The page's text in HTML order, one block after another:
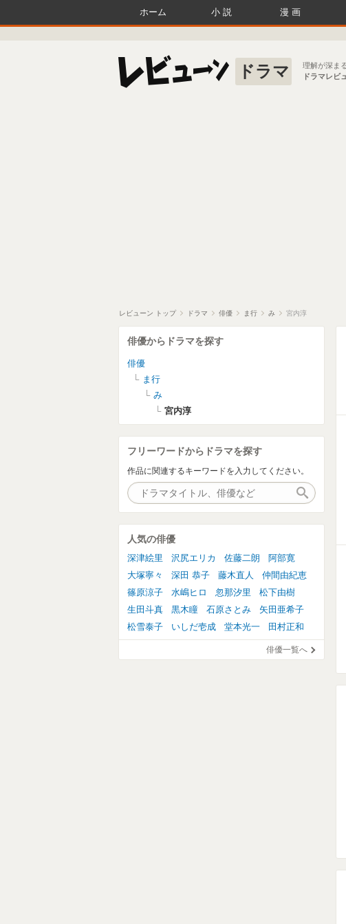
ホーム 小説 漫画
ドラマ
理解が深ま
ドラマレビ
レビューン トップ ドラマ 俳優 ま行 み 宮内淳
俳優からドラマを探す
俳優
ま行
み
宮内淳
フリーワードからドラマを探す
作品に関連するキーワードを入力してください。
作品
人気の俳優
深津絵里 沢尻エリカ 佐藤二朗
阿部寛
大塚寧々
深田 恭子 藤木直人
仲間由紀恵
篠原涼子
水嶋ヒロ 忽那汐里
松下由樹
生田斗真
黒木瞳 石原さとみ
矢田亜希子
松雪泰子
いしだ壱成 堂本光一 田村正和
俳優一覧へ